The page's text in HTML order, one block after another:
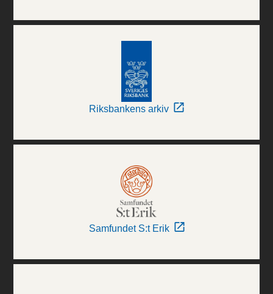
Riksbankens arkiv
Samfundet S:t Erik